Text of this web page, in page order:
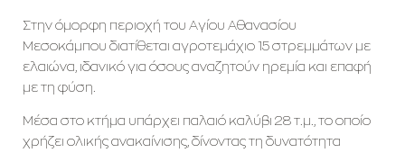
Στην όμορφη περιοχή του Αγίου Αθανασίου
Μεσοκάμπου διατίθεται αγροτεμάχιο 15 στρεμμάτων με
ελαιώνα, ιδανικό για όσους αναζητούν ηρεμία και επαφή
με τη φύση.
Μέσα στο κτήμα υπάρχει παλαιό καλύβι 28 τ.μ., το οποίο
χρήζει ολικής ανακαίνισης, δίνοντας τη δυνατότητα